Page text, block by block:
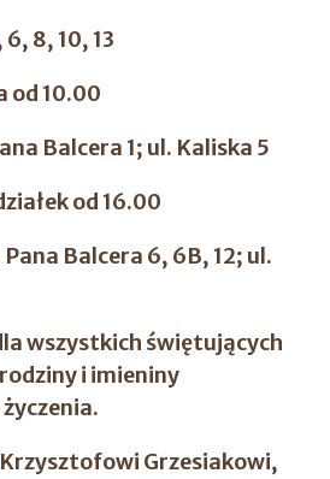
6, 8, 10, 13
od 10.00
Balcera 1; ul. Kaliska 5
od 16.00
Pana Balcera 6, 6B, 12; ul.
wszystkich świętujących
i imieniny
Grzesiakowi,